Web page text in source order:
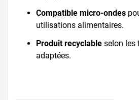
Compatible micro-ondes
utilisations alimentaires.
Produit recyclable selon les
adaptées.